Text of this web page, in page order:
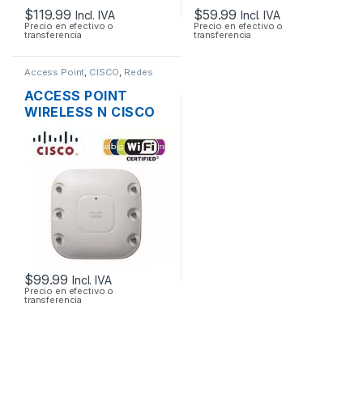
$119.99 Incl. IVA
Precio en efectivo o
transferencia
$59.99 Incl. IVA
Precio en efectivo o
transferencia
Access Point, CISCO, Redes
ACCESS POINT
WIRELESS N CISCO
AIRONET AIR-
AP1262N-A-K9 DUAL
BAND 600MBPS
GIGABIT SOPORTE
POE
$99.99 Incl. IVA
Precio en efectivo o
transferencia